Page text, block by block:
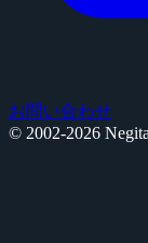
お問い合わせ
© 2002-2026